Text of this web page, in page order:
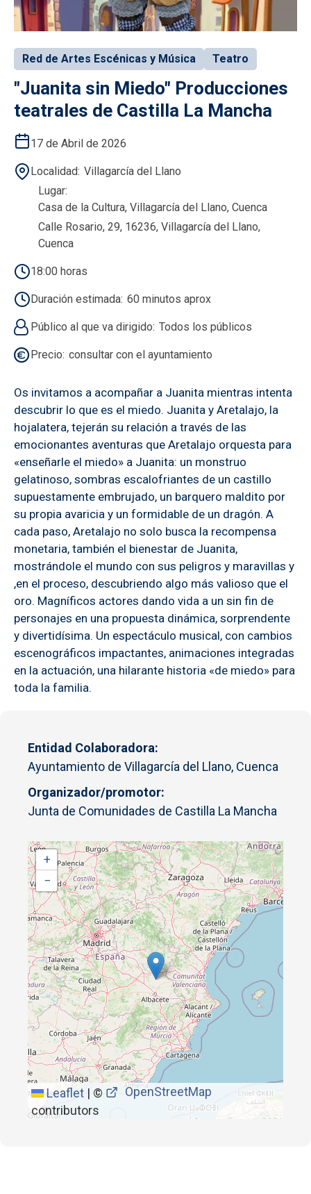
Red de Artes Escénicas y Música Teatro
"Juanita sin Miedo" Producciones
teatrales de Castilla La Mancha
17 de Abril de 2026
Localidad Villagarcía del Llano
Lugar
Casa de la Cultura, Villagarcía del Llano, Cuenca
Calle Rosario, 29, 16236, Villagarcía del Llano,
Cuenca
18:00 horas
Duración estimada 60 minutos aprox
Público al que va dirigido Todos los públicos
Precio consultar con el ayuntamiento
Os invitamos a acompañar a Juanita mientras intenta
descubrir lo que es el miedo. Juanita y Aretalajo, la
hojalatera, tejerán su relación a través de las
emocionantes aventuras que Aretalajo orquesta para
«enseñarle el miedo» a Juanita: un monstruo
gelatinoso, sombras escalofriantes de un castillo
supuestamente embrujado, un barquero maldito por
su propia avaricia y un formidable de un dragón. A
cada paso, Aretalajo no solo busca la recompensa
monetaria, también el bienestar de Juanita,
mostrándole el mundo con sus peligros y maravillas y
,en el proceso, descubriendo algo más valioso que el
oro. Magníficos actores dando vida a un sin fin de
personajes en una propuesta dinámica, sorprendente
y divertidísima. Un espectáculo musical, con cambios
escenográficos impactantes, animaciones integradas
en la actuación, una hilarante historia «de miedo» para
toda la familia.
Entidad Colaboradora
Ayuntamiento de Villagarcía del Llano, Cuenca
Organizador/promotor
Junta de Comunidades de Castilla La Mancha
+
−
Leaflet | ©
OpenStreetMap
contributors